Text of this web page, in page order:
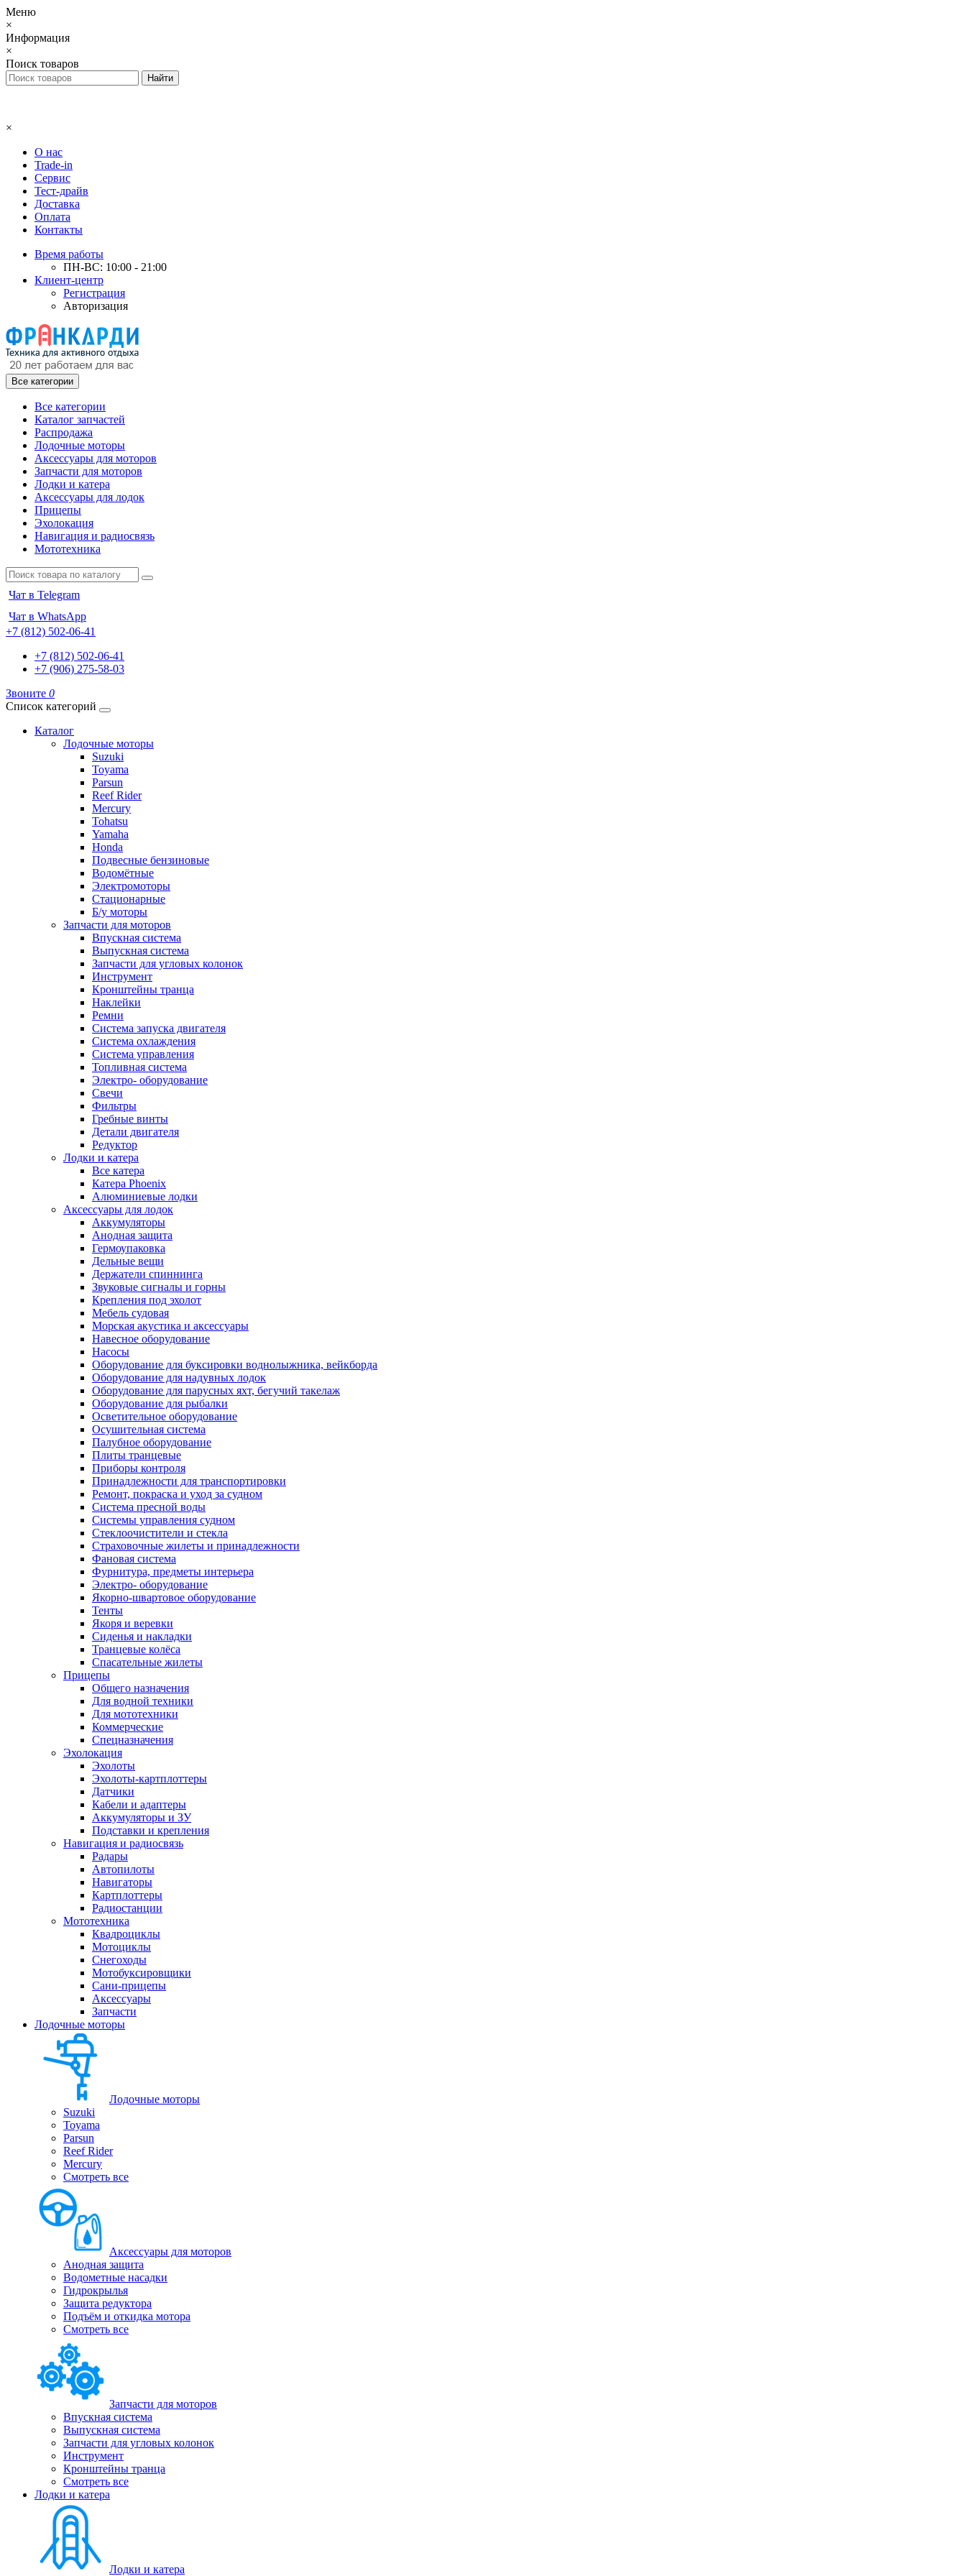
Меню
×
Информация
×
Поиск товаров
×
О нас
Trade-in
Сервис
Тест-драйв
Доставка
Оплата
Контакты
Время работы
ПН-ВС: 10:00 - 21:00
Клиент-центр
Регистрация
Авторизация
Все категории
Все категории
Каталог запчастей
Распродажа
Лодочные моторы
Аксессуары для моторов
Запчасти для моторов
Лодки и катера
Аксессуары для лодок
Прицепы
Эхолокация
Навигация и радиосвязь
Мототехника
Чат в Telegram
Чат в WhatsApp
+7 (812) 502-06-41
+7 (812) 502-06-41
+7 (906) 275-58-03
Звоните 0
Список категорий
Каталог
Лодочные моторы
Suzuki
Toyama
Parsun
Reef Rider
Mercury
Tohatsu
Yamaha
Honda
Подвесные бензиновые
Водомётные
Электромоторы
Стационарные
Б/у моторы
Запчасти для моторов
Впускная система
Выпускная система
Запчасти для угловых колонок
Инструмент
Кронштейны транца
Наклейки
Ремни
Система запуска двигателя
Система охлаждения
Система управления
Топливная система
Электро- оборудование
Свечи
Фильтры
Гребные винты
Детали двигателя
Редуктор
Лодки и катера
Все катера
Катера Phoenix
Алюминиевые лодки
Аксессуары для лодок
Аккумуляторы
Анодная защита
Гермоупаковка
Дельные вещи
Держатели спиннинга
Звуковые сигналы и горны
Крепления под эхолот
Мебель судовая
Морская акустика и аксессуары
Навесное оборудование
Насосы
Оборудование для буксировки воднолыжника, вейкборда
Оборудование для надувных лодок
Оборудование для парусных яхт, бегучий такелаж
Оборудование для рыбалки
Осветительное оборудование
Осушительная система
Палубное оборудование
Плиты транцевые
Приборы контроля
Принадлежности для транспортировки
Ремонт, покраска и уход за судном
Система пресной воды
Системы управления судном
Стеклоочистители и стекла
Страховочные жилеты и принадлежности
Фановая система
Фурнитура, предметы интерьера
Электро- оборудование
Якорно-швартовое оборудование
Тенты
Якоря и веревки
Сиденья и накладки
Транцевые колёса
Спасательные жилеты
Прицепы
Общего назначения
Для водной техники
Для мототехники
Коммерческие
Спецназначения
Эхолокация
Эхолоты
Эхолоты-картплоттеры
Датчики
Кабели и адаптеры
Аккумуляторы и ЗУ
Подставки и крепления
Навигация и радиосвязь
Радары
Автопилоты
Навигаторы
Картплоттеры
Радиостанции
Мототехника
Квадроциклы
Мотоциклы
Снегоходы
Мотобуксировщики
Сани-прицепы
Аксессуары
Запчасти
Лодочные моторы
Лодочные моторы
Suzuki
Toyama
Parsun
Reef Rider
Mercury
Смотреть все
Аксессуары для моторов
Анодная защита
Водометные насадки
Гидрокрылья
Защита редуктора
Подъём и откидка мотора
Смотреть все
Запчасти для моторов
Впускная система
Выпускная система
Запчасти для угловых колонок
Инструмент
Кронштейны транца
Смотреть все
Лодки и катера
Лодки и катера